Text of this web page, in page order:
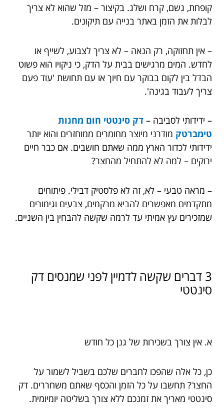
קופחת, גשם, קרח ושלג. בקיצור – מזל שהוא לא צריך
לבלות את הזמן באתר בנייה עם תיקונים.
– אין תחזוקה, רק הנאה – לא צריך לצבוע, לשייף או
לחדש. המים מרגישים בבית על הדק, כי ניקויו הוא פשוט
הבדל בין לקום בבוקר עם חיוך או עם תחושת 'עוד פעם
צריך לעבוד בגינה'.
– ידידותי לסביבה – דק סינטטי חום מחנות
טימברטק מודרני מיוצר מחומרים ממוחזרים והוא יותר
ידידותי לכדור הארץ ממה שאתם חושבים. אם כבר חיים
ירוקים – למה לא להתחיל מהחצר?
– מראה טבעי – לא, זה לא פלסטיק דבילי. פיתוחים
מתקדמים מאפשרים להביא מרקמים, צבעים וגימורים
שמזכירים עץ אמיתי עד לרמה שקשה להבחין בין השניים.
3 דברים שקשה לדמיין לפני שמנסים דק
סינטטי
א. אין צורך בשכירות של גנן כל חודש
כן, כל אלה שהפכו לחברים שלכם בשביל לשמור על
החצר? תחשבו על כל הזמן והכסף שאתם משחררים. דק
סינטטי מאריך את זמנכם ללא צורך בשליטה יומיומית.